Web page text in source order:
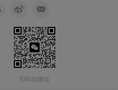
扫码加微信